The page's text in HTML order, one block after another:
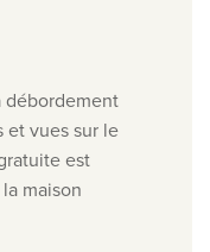
débordement
et vues sur le
est
maison